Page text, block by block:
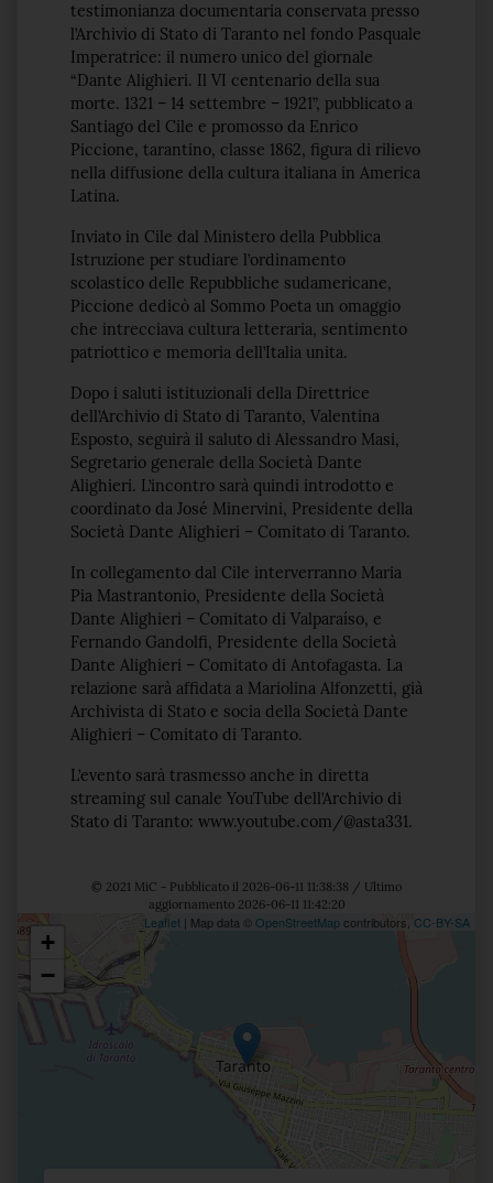
testimonianza documentaria conservata presso
l’Archivio di Stato di Taranto nel fondo Pasquale
Imperatrice: il numero unico del giornale
“Dante Alighieri. Il VI centenario della sua
morte. 1321 – 14 settembre – 1921”, pubblicato a
Santiago del Cile e promosso da Enrico
Piccione, tarantino, classe 1862, figura di rilievo
nella diffusione della cultura italiana in America
Latina.
Inviato in Cile dal Ministero della Pubblica
Istruzione per studiare l’ordinamento
scolastico delle Repubbliche sudamericane,
Piccione dedicò al Sommo Poeta un omaggio
che intrecciava cultura letteraria, sentimento
patriottico e memoria dell’Italia unita.
Dopo i saluti istituzionali della Direttrice
dell’Archivio di Stato di Taranto, Valentina
Esposto, seguirà il saluto di Alessandro Masi,
Segretario generale della Società Dante
Alighieri. L’incontro sarà quindi introdotto e
coordinato da José Minervini, Presidente della
Società Dante Alighieri – Comitato di Taranto.
In collegamento dal Cile interverranno Maria
Pia Mastrantonio, Presidente della Società
Dante Alighieri – Comitato di Valparaíso, e
Fernando Gandolfi, Presidente della Società
Dante Alighieri – Comitato di Antofagasta. La
relazione sarà affidata a Mariolina Alfonzetti, già
Archivista di Stato e socia della Società Dante
Alighieri – Comitato di Taranto.
L’evento sarà trasmesso anche in diretta
streaming sul canale YouTube dell’Archivio di
Stato di Taranto: www.youtube.com/@asta331.
© 2021 MiC - Pubblicato il 2026-06-11 11:38:38 / Ultimo
aggiornamento 2026-06-11 11:42:20
Posizione
+
−
Leaflet | Map data © OpenStreetMap contributors, CC-BY-SA